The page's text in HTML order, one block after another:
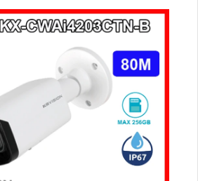
và khe thẻ nhớ lên đến 512GB cho
trội với thiết kế nhỏ gọn cấp nguồn